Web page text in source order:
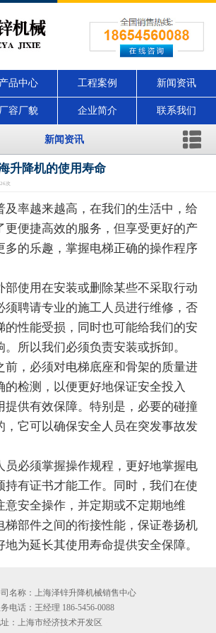
产品中心 工程案例 新闻资讯
厂容厂貌 企业简介 联系我们
新闻资讯
升降机的使用寿命
次
及率越来越高，在我们的生活中，给
更便捷高效的服务，但享受更好的产
多的乐趣，掌握电梯正确的操作程序
部使用在安装或删除某些不采取行动
须聘请专业的施工人员进行维修，否
的性能受损，同时也可能给我们的安
所以我们必须负责安装或拆卸。
前，必须对电梯底座和骨架的质量进
的检测，以便更好地保证安全投入
提供有效保障。特别是，必要的碰撞
，它可以确保安全人员在突发事故发
员必须掌握操作规程，更好地掌握电
持有证书才能工作。同时，我们在使
意安全操作，并定期或不定期地维
梯部件之间的衔接性能，保证卷扬机
为延长其使用寿命提供安全保障。
名称：上海泽锌升降机械销售中心
电话：王经理 186-5456-0088
：上海市经济技术开发区